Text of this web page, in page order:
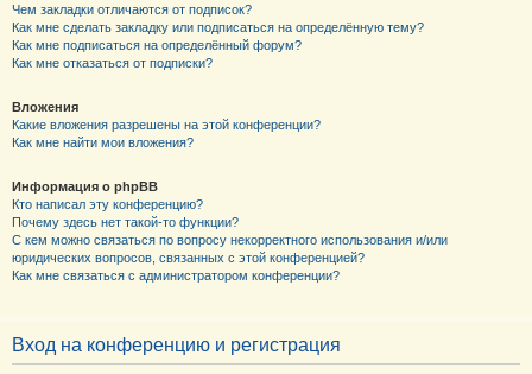
Чем закладки отличаются от подписок?
Как мне сделать закладку или подписаться на определённую тему?
Как мне подписаться на определённый форум?
Как мне отказаться от подписки?
Вложения
Какие вложения разрешены на этой конференции?
Как мне найти мои вложения?
Информация о phpBB
Кто написал эту конференцию?
Почему здесь нет такой-то функции?
С кем можно связаться по вопросу некорректного использования и/или
юридических вопросов, связанных с этой конференцией?
Как мне связаться с администратором конференции?
Вход на конференцию и регистрация